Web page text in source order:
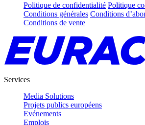
Politique de confidentialité Politique
Conditions générales Conditions
Conditions de vente
Services
Media Solutions
Projets publics européens
Evénements
Emplois